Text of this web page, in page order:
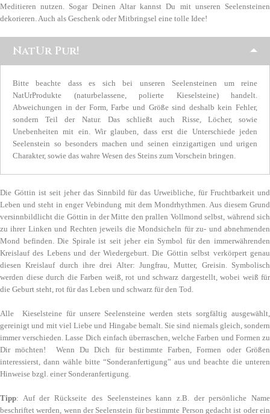
Meditieren nutzen. Sogar Deinen Altar kannst Du mit unseren Seelensteinen
dekorieren. Auch als Geschenk oder Mitbringsel eine tolle Idee!
NatUr Pur!
Bitte beachte dass es sich bei unseren Seelensteinen um reine
NatUrProdukte (naturbelassene, polierte Kieselsteine) handelt.
Abweichungen in der Form, Farbe und Größe sind deshalb kein Fehler,
sondern Teil der Natur. Das schließt auch Risse, Löcher, sowie
Unebenheiten mit ein. Wir glauben, dass erst die Unterschiede jeden
Seelenstein so besonders machen und seinen einzigartigen und urigen
Charakter, sowie das wahre Wesen des Steins zum Vorschein bringen.
Die Göttin ist seit jeher das Sinnbild für das Urweibliche, für Fruchtbarkeit und
Leben und steht in enger Vebindung mit dem Mondrhythmen. Aus diesem Grund
versinnbildlicht die Göttin in der Mitte den prallen Vollmond selbst, während sich
zu ihrer Linken und Rechten jeweils die Mondsicheln für zu- und abnehmenden
Mond befinden. Die Spirale ist seit jeher ein Symbol für den immerwährenden
Kreislauf des Lebens und der Wiedergeburt. Die Göttin selbst verkörpert genau
diesen Kreislauf durch ihre drei Alter: Jungfrau, Mutter, Greisin. Symbolisch
werden diese durch die Farben weiß, rot und schwarz dargestellt, wobei weiß für
die Geburt steht, rot für das Leben und schwarz für den Tod.
Alle Kieselsteine für unsere Seelensteine werden stets sorgfältig ausgewählt,
gereinigt und mit viel Liebe und Hingabe bemalt. Sie sind niemals gleich, sondern
immer verschieden. Lasse Dich einfach überraschen, welche Farben und Formen zu
Dir möchten! Wenn Du Dich für bestimmte Farben, Formen oder Größen
interessierst, dann wähle bitte “Sonderanfertigung” aus und beachte die unteren
Hinweise bzgl. einer Sonderanfertigung.
Tipp: Auf der Rückseite des Seelensteines kann z.B. der persönliche Name
beschriftet werden, wenn der Seelenstein für bestimmte Person gedacht ist oder ein